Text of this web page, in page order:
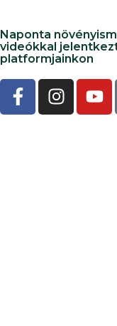
Naponta
videókkal
platformjainkon